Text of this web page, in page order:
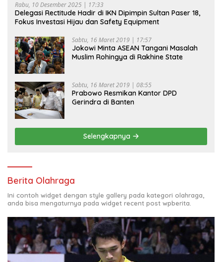
Rabu, 10 Desember 2025 | 17:33
Delegasi Rectitude Hadir di IKN Dipimpin Sultan Paser 18,
Fokus Investasi Hijau dan Safety Equipment
Sabtu, 16 Maret 2019 | 17:57
Jokowi Minta ASEAN Tangani Masalah
Muslim Rohingya di Rakhine State
Sabtu, 16 Maret 2019 | 08:55
Prabowo Resmikan Kantor DPD
Gerindra di Banten
Selengkapnya
Berita Olahraga
Ini contoh widget dengan style gallery pada kategori olahraga,
anda bisa mengaturnya pada widget recent post wpberita.